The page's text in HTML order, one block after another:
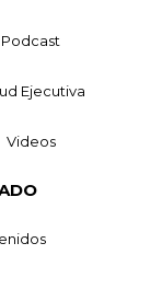
Podcast
Ejecutiva
Videos